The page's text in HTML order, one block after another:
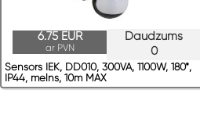
Daudzums
0
6.75 EUR
ar PVN
Sensors IEK, DD010, 300VA, 1100W, 180*,
IP44, melns, 10m MAX